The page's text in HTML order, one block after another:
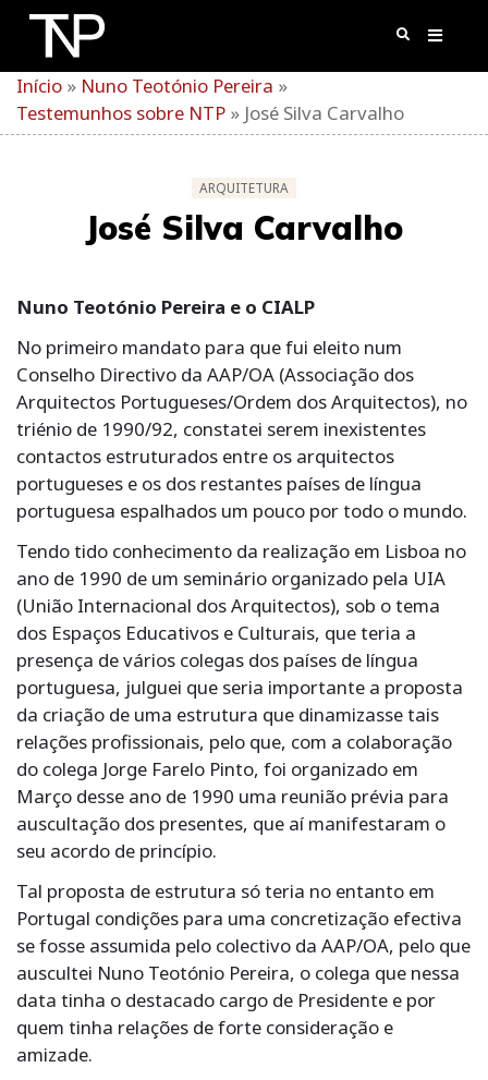
Início » Nuno Teotónio Pereira »
Testemunhos sobre NTP » José Silva Carvalho
ARQUITETURA
José Silva Carvalho
Nuno Teotónio Pereira e o CIALP
No primeiro mandato para que fui eleito num
Conselho Directivo da AAP/OA (Associação dos
Arquitectos Portugueses/Ordem dos Arquitectos), no
triénio de 1990/92, constatei serem inexistentes
contactos estruturados entre os arquitectos
portugueses e os dos restantes países de língua
portuguesa espalhados um pouco por todo o mundo.
Tendo tido conhecimento da realização em Lisboa no
ano de 1990 de um seminário organizado pela UIA
(União Internacional dos Arquitectos), sob o tema
dos Espaços Educativos e Culturais, que teria a
presença de vários colegas dos países de língua
portuguesa, julguei que seria importante a proposta
da criação de uma estrutura que dinamizasse tais
relações profissionais, pelo que, com a colaboração
do colega Jorge Farelo Pinto, foi organizado em
Março desse ano de 1990 uma reunião prévia para
auscultação dos presentes, que aí manifestaram o
seu acordo de princípio.
Tal proposta de estrutura só teria no entanto em
Portugal condições para uma concretização efectiva
se fosse assumida pelo colectivo da AAP/OA, pelo que
auscultei Nuno Teotónio Pereira, o colega que nessa
data tinha o destacado cargo de Presidente e por
quem tinha relações de forte consideração e
amizade.